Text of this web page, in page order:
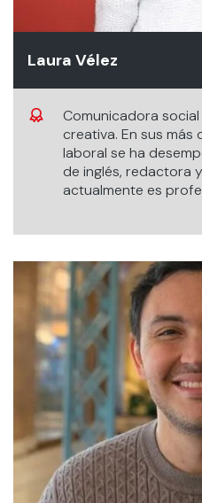
Laura Vélez
Comunicadora
creativa. En sus más
laboral se ha
de inglés, redactora
actualmente es